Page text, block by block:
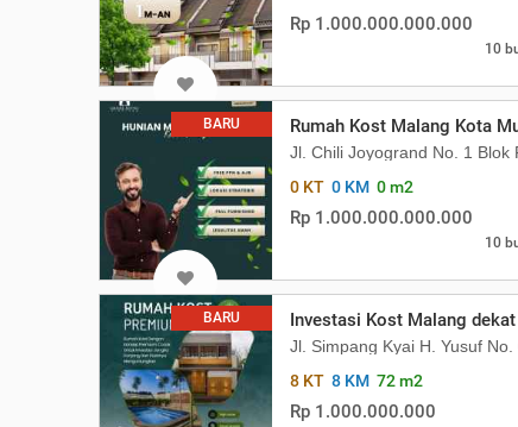
Rp 1.000.000.000.000
10
BARU Rumah Kost Malang Kota
Jl. Chili Joyogrand No. 1
0 KT 0 KM 0 m2
Rp 1.000.000.000.000
10
BARU Investasi Kost Malang
Jl. Simpang Kyai H. Yusuf
8 KT 8 KM 72 m2
Rp 1.000.000.000